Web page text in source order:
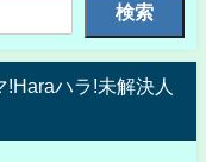
検索
ハラ!未解決人